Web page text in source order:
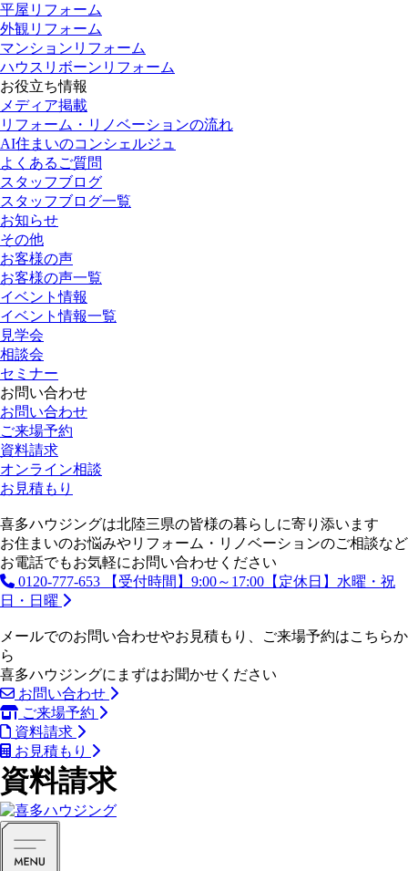
平屋リフォーム
外観リフォーム
マンションリフォーム
ハウスリボーンリフォーム
お役立ち情報
メディア掲載
リフォーム・リノベーションの流れ
AI住まいのコンシェルジュ
よくあるご質問
スタッフブログ
スタッフブログ一覧
お知らせ
その他
お客様の声
お客様の声一覧
イベント情報
イベント情報一覧
見学会
相談会
セミナー
お問い合わせ
お問い合わせ
ご来場予約
資料請求
オンライン相談
お見積もり
喜多ハウジングは北陸三県の皆様の暮らしに寄り添います
お住まいのお悩みやリフォーム・リノベーションのご相談など
お電話でもお気軽にお問い合わせください
0120-777-653
【受付時間】9:00～17:00【定休日】水曜・祝
日・日曜
メールでのお問い合わせやお見積もり、ご来場予約はこちらか
ら
喜多ハウジングにまずはお聞かせください
お問い合わせ
ご来場予約
資料請求
お見積もり
資料請求